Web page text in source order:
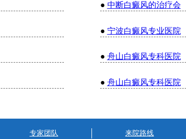
● 中断白癜风的治疗会
● 宁波白癜风专业医院
● 舟山白癜风专科医院
● 舟山白癜风专科医院
专家团队 来院路线